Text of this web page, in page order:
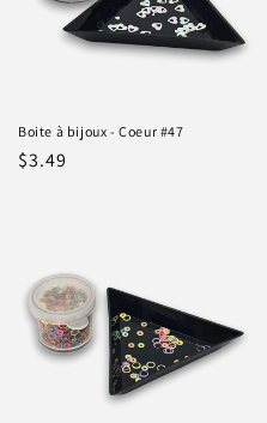
Boite à bijoux - Coeur #47
Prix
$3.49